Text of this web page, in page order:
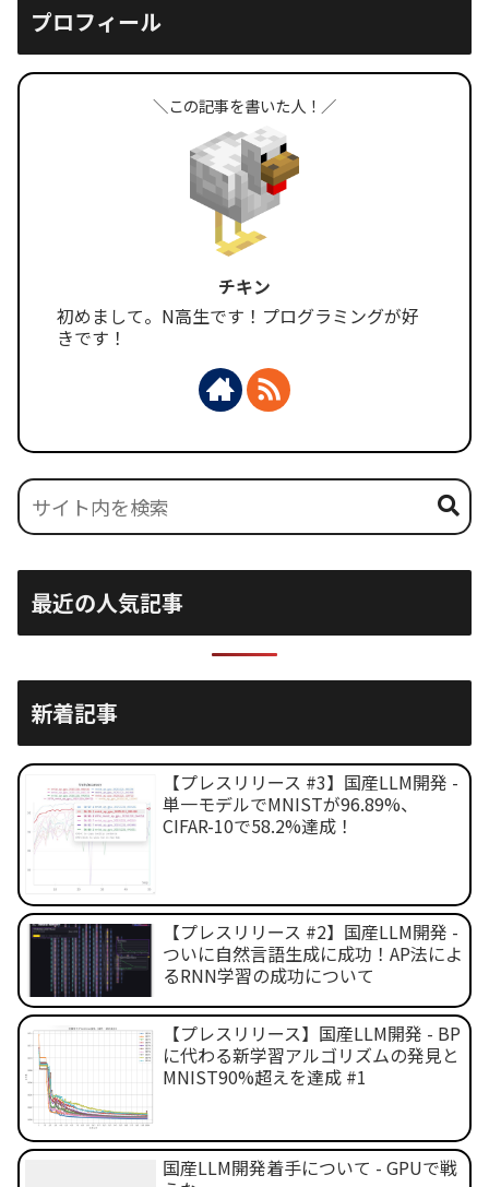
プロフィール
＼この記事を書いた人！／
チキン
初めまして。N高生です！プログラミングが好
きです！
最近の人気記事
新着記事
【プレスリリース #3】国産LLM開発 -
単一モデルでMNISTが96.89%、
CIFAR-10で58.2%達成！
【プレスリリース #2】国産LLM開発 -
ついに自然言語生成に成功！AP法によ
るRNN学習の成功について
【プレスリリース】国産LLM開発 - BP
に代わる新学習アルゴリズムの発見と
MNIST90%超えを達成 #1
国産LLM開発着手について - GPUで戦